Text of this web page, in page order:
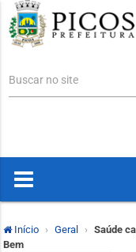
Buscar no site
Início Geral
Saúde
Bem